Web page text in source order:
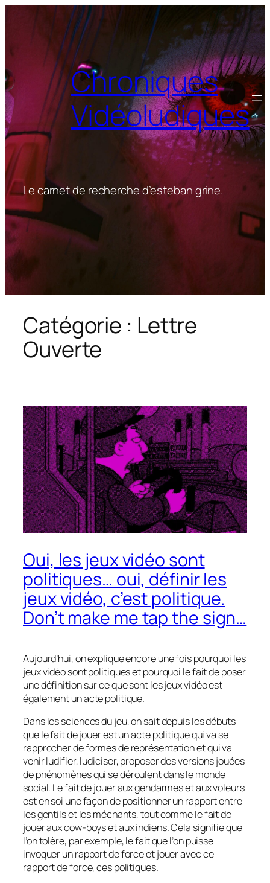
Chroniques
Vidéoludiques
Le carnet de recherche d’esteban grine.
Catégorie : Lettre
Ouverte
Oui, les jeux vidéo sont
politiques… oui, définir les
jeux vidéo, c’est politique.
Don’t make me tap the sign…
Aujourd’hui, on explique encore une fois pourquoi les
jeux vidéo sont politiques et pourquoi le fait de poser
une définition sur ce que sont les jeux vidéo est
également un acte politique.
Dans les sciences du jeu, on sait depuis les débuts
que le fait de jouer est un acte politique qui va se
rapprocher de formes de représentation et qui va
venir ludifier, ludiciser, proposer des versions jouées
de phénomènes qui se déroulent dans le monde
social. Le fait de jouer aux gendarmes et aux voleurs
est en soi une façon de positionner un rapport entre
les gentils et les méchants, tout comme le fait de
jouer aux cow-boys et aux indiens. Cela signifie que
l’on tolère, par exemple, le fait que l’on puisse
invoquer un rapport de force et jouer avec ce
rapport de force, ces politiques.